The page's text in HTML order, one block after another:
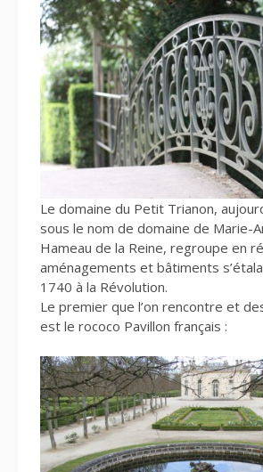
Le domaine du Petit Trianon,
sous le nom de domaine de Marie-
Hameau de la Reine, regroupe en
aménagements et bâtiments
1740 à la Révolution.
Le premier que l’on rencontre et
est le rococo Pavillon français :